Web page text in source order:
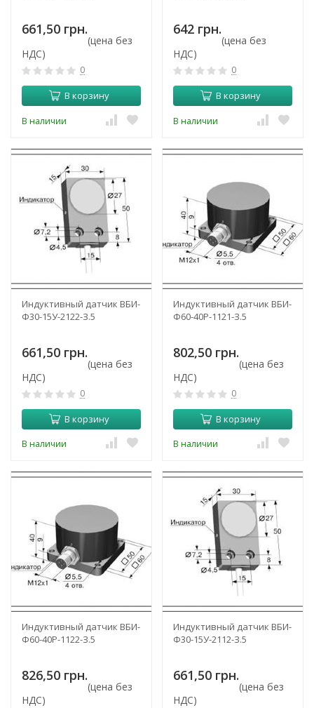
661,50 грн.
(цена без
НДС)
0
В корзину
В наличии
642 грн.
(цена без
НДС)
0
В корзину
В наличии
Индуктивный датчик ВБИ-
Ф30-15У-2122-З.5
661,50 грн.
(цена без
НДС)
0
В корзину
В наличии
Индуктивный датчик ВБИ-
Ф60-40Р-1121-З.5
802,50 грн.
(цена без
НДС)
0
В корзину
В наличии
Индуктивный датчик ВБИ-
Ф60-40Р-1122-З.5
826,50 грн.
(цена без
НДС)
Индуктивный датчик ВБИ-
Ф30-15У-2112-З.5
661,50 грн.
(цена без
НДС)